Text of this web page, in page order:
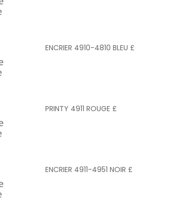
ENCRIER 4910-4810 BLEU £
PRINTY 4911 ROUGE £
ENCRIER 4911-4951 NOIR £